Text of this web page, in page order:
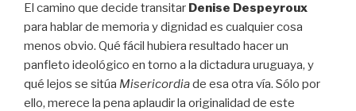
El camino que decide transitar Denise Despeyroux
para hablar de memoria y dignidad es cualquier cosa
menos obvio. Qué fácil hubiera resultado hacer un
panfleto ideológico en torno a la dictadura uruguaya, y
qué lejos se sitúa Misericordiade esa otra vía. Sólo por
ello, merece la pena aplaudir la originalidad de este